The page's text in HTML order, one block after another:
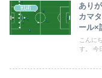
戦術
あり
カマ
ール×
こんに
す。 今